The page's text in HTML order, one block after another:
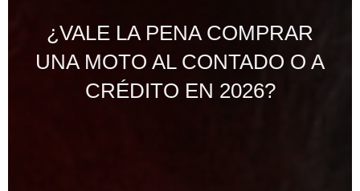
¿VALE LA PENA COMPRAR
UNA MOTO AL CONTADO O A
CRÉDITO EN 2026?